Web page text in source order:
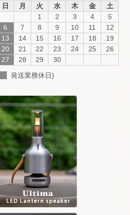
日
月 火 水 木 金
土
1
2 3 4
5
6
7 8 9 10 11
12
13
14 15 16 17 18
19
20
21 22 23 24 25
26
27
28 29
30
発送業務休日)